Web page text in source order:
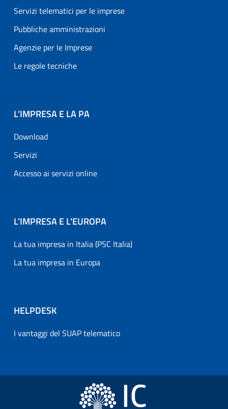
Servizi telematici per le imprese
Pubbliche amministrazioni
Agenzie per le Imprese
Le regole tecniche
L’IMPRESA E LA PA
Download
Servizi
Accesso ai servizi online
L’IMPRESA E L'EUROPA
La tua impresa in Italia (PSC Italia)
La tua impresa in Europa
HELPDESK
I vantaggi del SUAP telematico